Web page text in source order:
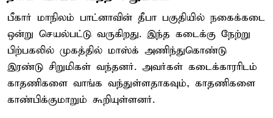
பீகார் மாநிலம் பாட்னாவின் தீபா பகுதியில் நகைக்கடை
ஒன்று செயல்பட்டு வருகிறது. இந்த கடைக்கு நேற்று
பிற்பகலில் முகத்தில் மாஸ்க் அணிந்துகொண்டு
இரண்டு சிறுமிகள் வந்தனர். அவர்கள் கடைக்காரரிடம்
காதணிகளை வாங்க வந்துள்ளதாகவும், காதணிகளை
காண்பிக்குமாறும் கூறியுள்ளனர்.